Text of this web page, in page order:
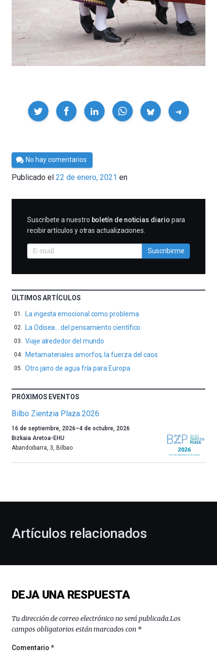
Compartir
Por
César
Tomé
No hay comentarios
Publicado el 22 de enero, 2021 en
SUSCRIBIRME
Suscríbete a nuestro boletín de noticias diario para
recibir artículos y otras actualizaciones.
Suscribirme
ÚLTIMOS ARTÍCULOS
La ingesta emocional como problema
La Odisea… del pensamiento científico
Viaje alrededor del mundo
Metamateriales amorfos, la fuerza del caos
Otro jarro de agua fría para Europa
PRÓXIMOS EVENTOS
Bilbo Zientzia Plaza 2026
Un
año
más,
celebración
novena
Bilbo
(BZP),
un
16 de septiembre, 2026–4 de octubre, 2026
Bizkaia Aretoa-EHU
Abandoibarra, 3, Bilbao
Artículos relacionados
DEJA UNA RESPUESTA
Tu dirección de correo electrónico no será publicada.Los
campos obligatorios están marcados con *
Comentario*